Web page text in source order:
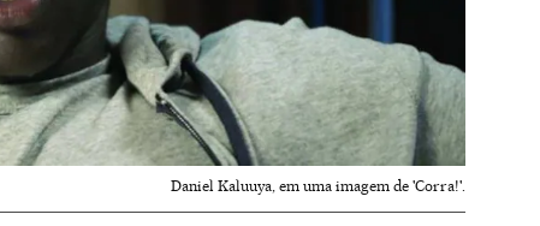
Daniel Kaluuya, em uma imagem de 'Corra!'.